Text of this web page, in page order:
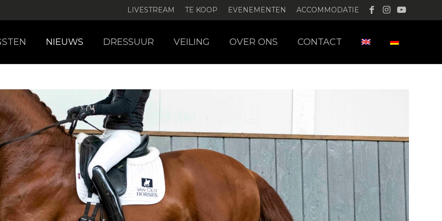
LIVESTREAM TE KOOP EVENEMENTEN ACCOMMODATIE
NIEUWS DRESSUUR VEILING OVER ONS CONTACT